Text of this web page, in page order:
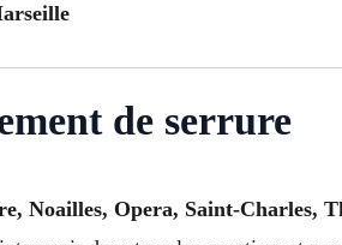
de serrure
Noailles, Opera, Saint-Charles,